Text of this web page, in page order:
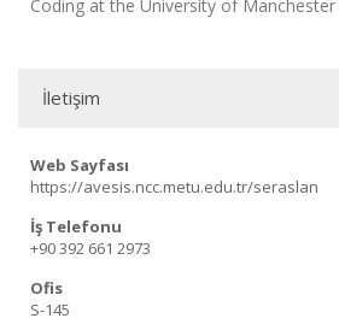
Coding at the University of
İletişim
Web Sayfası
https://avesis.ncc.metu.edu.tr/seraslan
İş Telefonu
+90 392 661 2973
Ofis
S-145